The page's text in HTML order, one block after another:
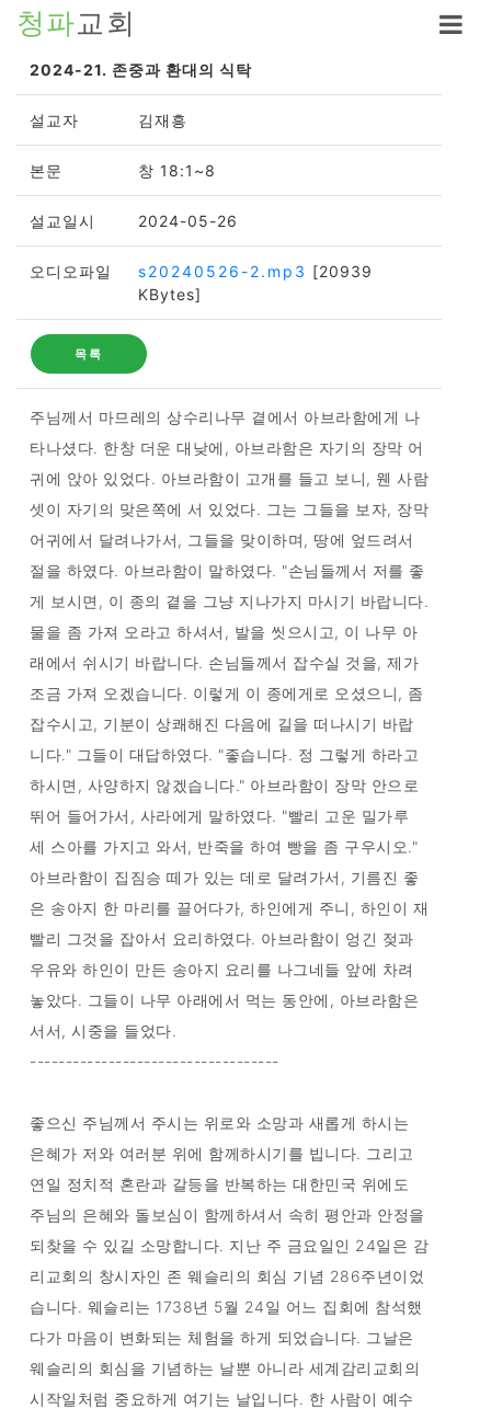
청파교회
2024-21. 존중과 환대의 식탁
설교자 김재흥
본문 창 18:1~8
설교일시 2024-05-26
오디오파일 s20240526-2.mp3 [20939
KBytes]
목록
주님께서 마므레의 상수리나무 곁에서 아브라함에게 나
타나셨다. 한창 더운 대낮에, 아브라함은 자기의 장막 어
귀에 앉아 있었다. 아브라함이 고개를 들고 보니, 웬 사람
셋이 자기의 맞은쪽에 서 있었다. 그는 그들을 보자, 장막
어귀에서 달려나가서, 그들을 맞이하며, 땅에 엎드려서
절을 하였다. 아브라함이 말하였다. "손님들께서 저를 좋
게 보시면, 이 종의 곁을 그냥 지나가지 마시기 바랍니다.
물을 좀 가져 오라고 하셔서, 발을 씻으시고, 이 나무 아
래에서 쉬시기 바랍니다. 손님들께서 잡수실 것을, 제가
조금 가져 오겠습니다. 이렇게 이 종에게로 오셨으니, 좀
잡수시고, 기분이 상쾌해진 다음에 길을 떠나시기 바랍
니다." 그들이 대답하였다. "좋습니다. 정 그렇게 하라고
하시면, 사양하지 않겠습니다." 아브라함이 장막 안으로
뛰어 들어가서, 사라에게 말하였다. "빨리 고운 밀가루
세 스아를 가지고 와서, 반죽을 하여 빵을 좀 구우시오."
아브라함이 집짐승 떼가 있는 데로 달려가서, 기름진 좋
은 송아지 한 마리를 끌어다가, 하인에게 주니, 하인이 재
빨리 그것을 잡아서 요리하였다. 아브라함이 엉긴 젖과
우유와 하인이 만든 송아지 요리를 나그네들 앞에 차려
놓았다. 그들이 나무 아래에서 먹는 동안에, 아브라함은
서서, 시중을 들었다.
-----------------------------------
좋으신 주님께서 주시는 위로와 소망과 새롭게 하시는
은혜가 저와 여러분 위에 함께하시기를 빕니다. 그리고
연일 정치적 혼란과 갈등을 반복하는 대한민국 위에도
주님의 은혜와 돌보심이 함께하셔서 속히 평안과 안정을
되찾을 수 있길 소망합니다. 지난 주 금요일인 24일은 감
리교회의 창시자인 존 웨슬리의 회심 기념 286주년이었
습니다. 웨슬리는 1738년 5월 24일 어느 집회에 참석했
다가 마음이 변화되는 체험을 하게 되었습니다. 그날은
웨슬리의 회심을 기념하는 날뿐 아니라 세계감리교회의
시작일처럼 중요하게 여기는 날입니다. 한 사람이 예수